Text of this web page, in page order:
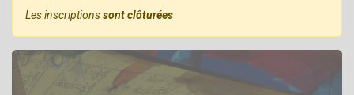
Les inscriptionssont clôturées